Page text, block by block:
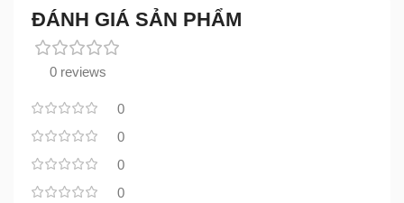
ĐÁNH GIÁ SẢN PHẨM
0 reviews
0
0
0
0